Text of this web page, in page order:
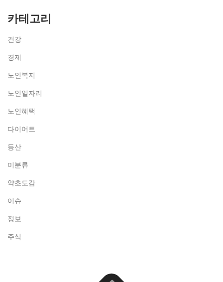
카테고리
건강
경제
노인복지
노인일자리
노인혜택
다이어트
등산
미분류
약초도감
이슈
정보
주식